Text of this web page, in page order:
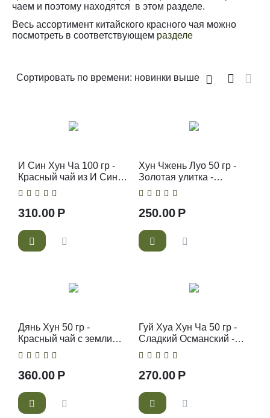
чаем и поэтому находятся в этом разделе.
Весь ассортимент китайского красного чая можно
посмотреть в соответствующем разделе
Сортировать по времени: новинки выше
И Син Хун Ча 100 гр -
Красный чай из И Син -
Китайский красный чай
310.00 Р
Хун Чжень Луо 50 гр -
Золотая улитка -
Китайский красный чай
250.00 Р
Дянь Хун 50 гр -
Красный чай с земли
Дянь - Китайский
красный чай
360.00 Р
Гуй Хуа Хун Ча 50 гр -
Сладкий Османский -
Китайский красный чай
270.00 Р